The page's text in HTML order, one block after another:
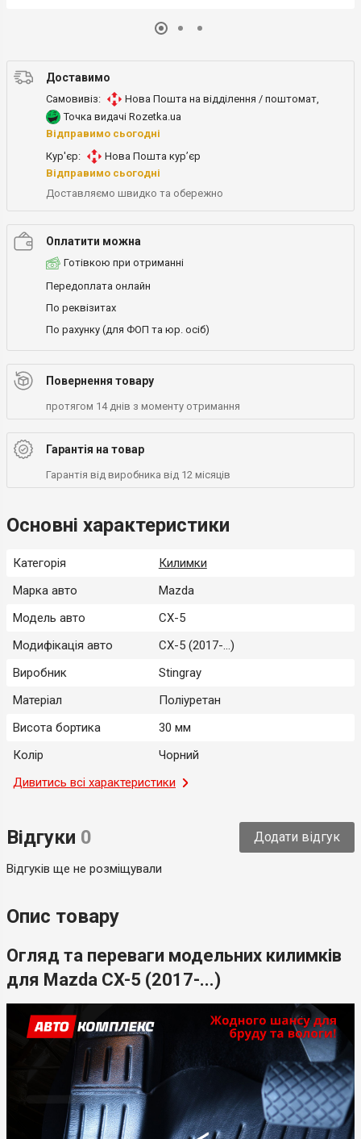
Доставимо
Самовивіз: Нова Пошта на відділення / поштомат,
Точка видачі Rozetka.ua
Відправимо сьогодні
Кур'єр:
Нова Пошта кур’єр
Відправимо сьогодні
Доставляємо швидко та обережно
Оплатити можна
Готівкою при отриманні
Передоплата онлайн
По реквізитах
По рахунку (для ФОП та юр. осіб)
Повернення товару
протягом 14 днів з моменту отримання
Гарантія на товар
Гарантія від виробника від 12 місяців
Основні характеристики
Категорія
Килимки
Марка авто
Mazda
Модель авто
CX-5
Модифікація авто
CX-5 (2017-...)
Виробник
Stingray
Матеріал
Поліуретан
Висота бортика
30 мм
Колір
Чорний
Місце застосування
Салон
Країна-виробник
Дивитись всі характеристики
Відгуки 0 Додати відгук
Відгуків ще не розміщували
Опис товару
Огляд та переваги модельних килимків
для Mazda CX-5 (2017-...)